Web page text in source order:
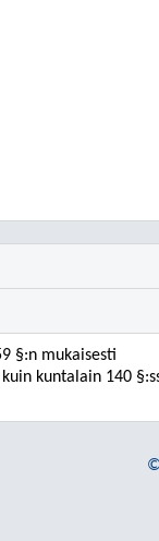
§:n mukaisesti
kuntalain 140